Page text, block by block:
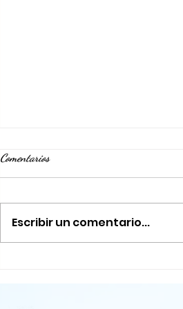
Comentarios
Escribir un comentario...